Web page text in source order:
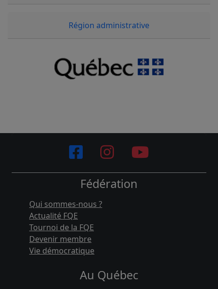
Région administrative
Fédération
Qui sommes-nous ?
Actualité FQE
Tournoi de la FQE
Devenir membre
Vie démocratique
Au Québec